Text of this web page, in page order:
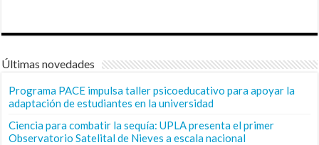
Últimas novedades
Programa PACE impulsa taller psicoeducativo para apoyar la
adaptación de estudiantes en la universidad
Ciencia para combatir la sequía: UPLA presenta el primer
Observatorio Satelital de Nieves a escala nacional